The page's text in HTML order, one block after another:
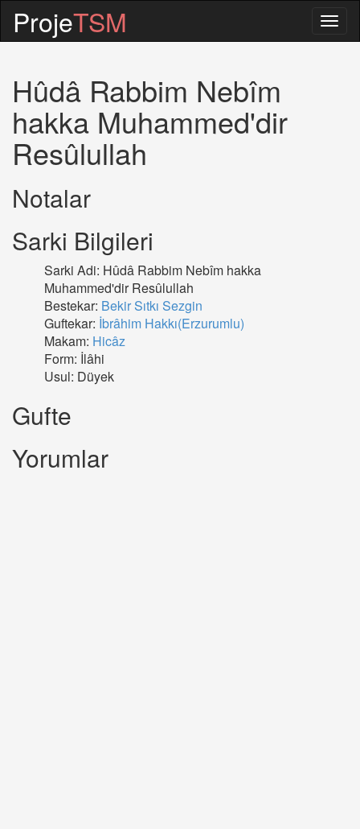
ProjeTSM
Hûdâ Rabbim Nebîm
hakka Muhammed'dir
Resûlullah
Notalar
Sarki Bilgileri
Sarki Adi: Hûdâ Rabbim Nebîm hakka
Muhammed'dir Resûlullah
Bestekar: Bekir Sıtkı Sezgin
Guftekar: İbrâhim Hakkı(Erzurumlu)
Makam: Hicâz
Form: İlâhi
Usul: Düyek
Gufte
Yorumlar